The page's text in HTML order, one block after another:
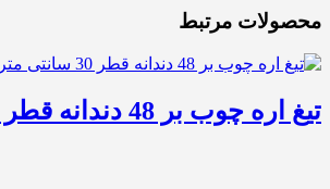
محصولات مرتبط
تیغ اره چوب بر 48 دندانه قطر 30 سانتی متر سی ام...